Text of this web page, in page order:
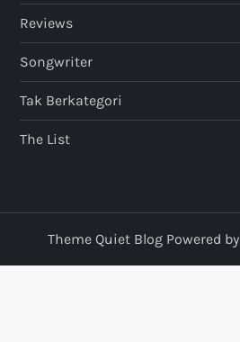
Reviews
Songwriter
Tak Berkategori
The List
Theme Quiet Blog Powered by